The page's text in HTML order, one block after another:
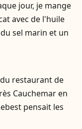
jour, je mange
avec de l'huile
sel marin et un
restaurant de
Cauchemar en
pensait les